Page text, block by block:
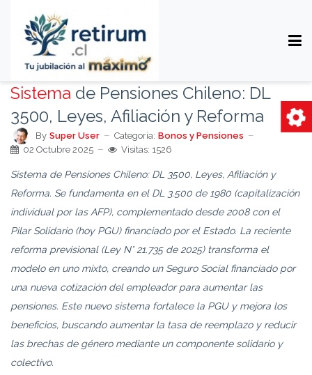
Sistema de Pensiones Chileno: DL
3500, Leyes, Afiliación y Reforma
By Super User Categoría: Bonos y Pensiones
02 Octubre 2025
Visitas: 1526
Sistema de Pensiones Chileno: DL 3500, Leyes, Afiliación y
Reforma. Se fundamenta en el DL 3.500 de 1980 (capitalización
individual por las AFP), complementado desde 2008 con el
Pilar Solidario (hoy PGU) financiado por el Estado. La reciente
reforma previsional (Ley N° 21.735 de 2025) transforma el
modelo en uno mixto, creando un Seguro Social financiado por
una nueva cotización del empleador para aumentar las
pensiones. Este nuevo sistema fortalece la PGU y mejora los
beneficios, buscando aumentar la tasa de reemplazo y reducir
las brechas de género mediante un componente solidario y
colectivo.